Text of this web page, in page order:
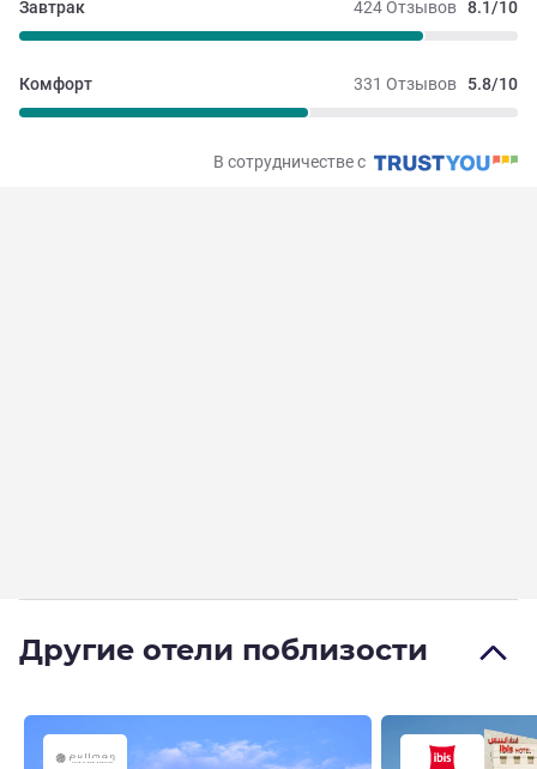
424 Отзывов 8.1/10
Завтрак
331 Отзывов 5.8/10
Комфорт
В сотрудничестве с
Другие отели поблизости